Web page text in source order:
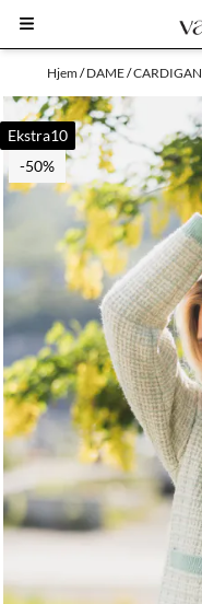
Hopp til innhold
Hjem/DAME/CARDIGAN
Ekstra10
-50%